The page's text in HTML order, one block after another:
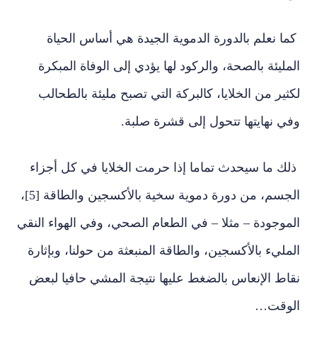
كما نعلم بالدورة الدموية الجيدة هي أساس الحياة
المليئة بالصحة، والركود لها يؤدي إلى الوفاة المبكرة
لكثير من الخلايا، كالبركة التي تصبح مليئة بالطحالب
وفي نهايتها تتحول إلى قشرة صلبة.
ذلك ما سيحدث تماما إذا حرمت الخلايا في كل أجزاء
الجسم، من دورة دموية سخية بالأكسجين والطاقة [5]،
الموجودة – مثلا – في الطعام الصحي، وفي الهواء النقي
المليء بالأكسجين، والطاقة المنبعثة من حولنا، وبإثارة
نقاط الإنعاس بالضغط عليها نتيجة المشي حافيا لبعض
الوقت…